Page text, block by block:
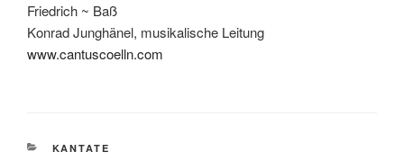
Friedrich ~ Baß
Konrad Junghänel, musikalische Leitung
www.cantuscoelln.com
KATEGORIEN
KANTATE